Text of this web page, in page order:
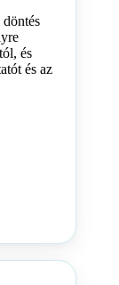
és
és az